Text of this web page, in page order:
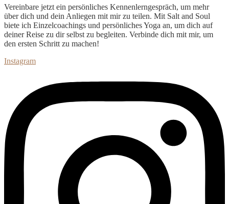
Vereinbare jetzt ein persönliches Kennenlerngespräch, um mehr
über dich und dein Anliegen mit mir zu teilen. Mit Salt and Soul
biete ich Einzelcoachings und persönliches Yoga an, um dich auf
deiner Reise zu dir selbst zu begleiten. Verbinde dich mit mir, um
den ersten Schritt zu machen!
Instagram